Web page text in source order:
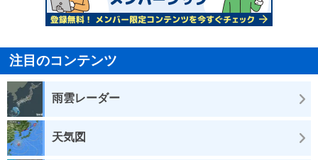
注目のコンテンツ
雨雲レーダー
天気図